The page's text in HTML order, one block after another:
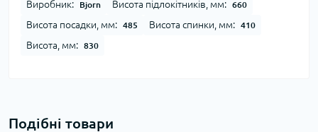
Виробник: Bjorn Висота підлокітників, мм: 660
Висота посадки, мм: 485 Висота спинки, мм: 410
Висота, мм: 830
Подібні товари